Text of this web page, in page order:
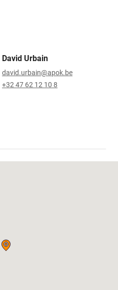
David Urbain
david.urbain@apok.be
+32 47 62 12 10 8